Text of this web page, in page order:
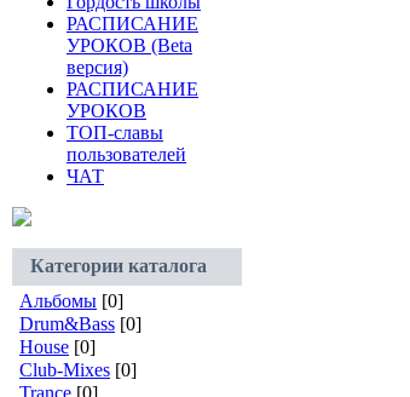
РАСПИСАНИЕ
УРОКОВ (Beta
версия)
РАСПИСАНИЕ
УРОКОВ
ТОП-славы
пользователей
ЧАТ
Категории каталога
Альбомы [0]
Drum&Bass [0]
House [0]
Club-Mixes [0]
Trance [0]